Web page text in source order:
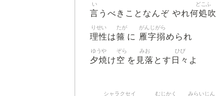
言
い
うべきことなんぞ やれ何処吹
どこふ
理性
りせい
は箍
たが
に 雁字搦
がんじがら
められ
夕焼
ゆうや
け空
ぞら
を 見落
みお
とす 日々
ひび
よ
シャラクセイ むじかく みらいじん